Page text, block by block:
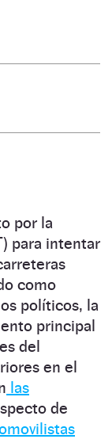
por la
para intentar
como
políticos, la
principal
del
en el
las
de